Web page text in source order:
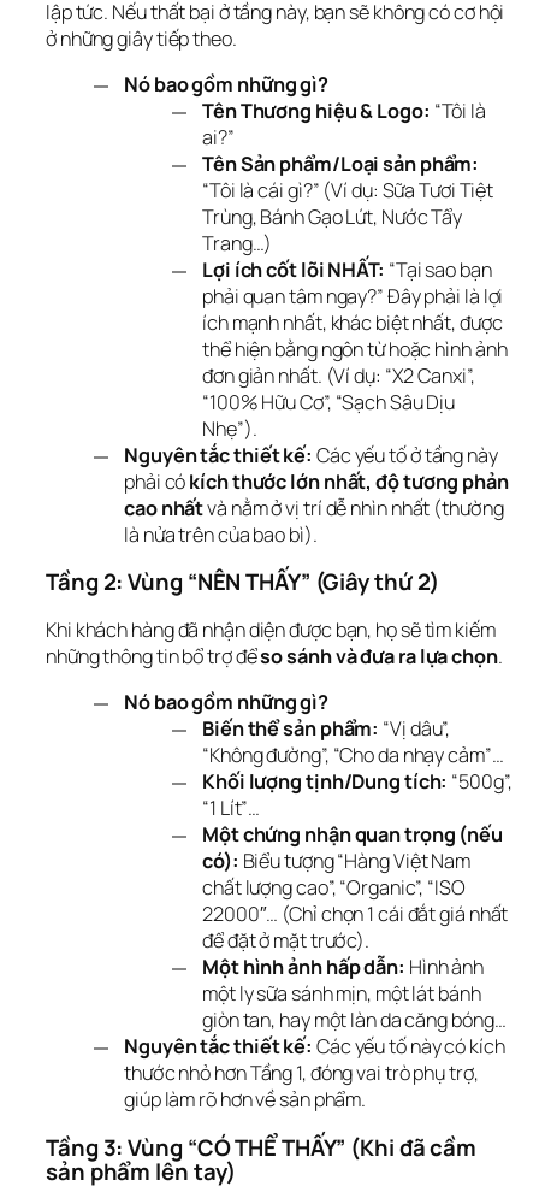
lập tức. Nếu thất bại ở tầng này, bạn sẽ không có cơ hội
ở những giây tiếp theo.
Nó bao gồm những gì?
Tên Thương hiệu & Logo: “Tôi là
ai?”
Tên Sản phẩm/Loại sản phẩm:
“Tôi là cái gì?” (Ví dụ: Sữa Tươi Tiệt
Trùng, Bánh Gạo Lứt, Nước Tẩy
Trang…)
Lợi ích cốt lõi NHẤT: “Tại sao bạn
phải quan tâm ngay?” Đây phải là lợi
ích mạnh nhất, khác biệt nhất, được
thể hiện bằng ngôn từ hoặc hình ảnh
đơn giản nhất. (Ví dụ: “X2 Canxi”,
“100% Hữu Cơ”, “Sạch Sâu Dịu
Nhẹ”).
Nguyên tắc thiết kế: Các yếu tố ở tầng này
phải cókích thước lớn nhất, độ tương phản
cao nhấtvà nằm ở vị trí dễ nhìn nhất (thường
là nửa trên của bao bì).
Tầng 2: Vùng “NÊN THẤY” (Giây thứ 2)
Khi khách hàng đã nhận diện được bạn, họ sẽ tìm kiếm
những thông tin bổ trợ để so sánh và đưa ra lựa chọn.
Nó bao gồm những gì?
Biến thể sản phẩm: “Vị dâu”,
“Không đường”, “Cho da nhạy cảm”…
Khối lượng tịnh/Dung tích: “500g”,
“1 Lít”…
Một chứng nhận quan trọng (nếu
có): Biểu tượng “Hàng Việt Nam
chất lượng cao”, “Organic”, “ISO
22000″… (Chỉ chọn 1 cái đắt giá nhất
để đặt ở mặt trước).
Một hình ảnh hấp dẫn: Hình ảnh
một ly sữa sánh mịn, một lát bánh
giòn tan, hay một làn da căng bóng…
Nguyên tắc thiết kế: Các yếu tố này có kích
thước nhỏ hơn Tầng 1, đóng vai trò phụ trợ,
giúp làm rõ hơn về sản phẩm.
Tầng 3: Vùng “CÓ THỂ THẤY” (Khi đã cầm
sản phẩm lên tay)